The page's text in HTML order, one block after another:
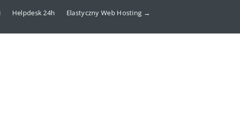
Helpdesk 24h Elastyczny Web Hosting →